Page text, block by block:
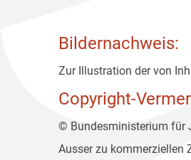
Bildernachweis:
Zur Illustration der von
Copyright-
© Bundesministerium für
Ausser zu kommerziellen